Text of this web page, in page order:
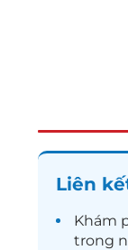
Liên
Khám
trong